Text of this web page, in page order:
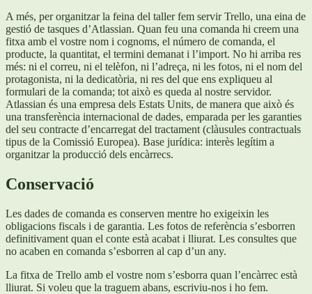
A més, per organitzar la feina del taller fem servir Trello, una eina de
gestió de tasques d’Atlassian. Quan feu una comanda hi creem una
fitxa amb el vostre nom i cognoms, el número de comanda, el
producte, la quantitat, el termini demanat i l’import. No hi arriba res
més: ni el correu, ni el telèfon, ni l’adreça, ni les fotos, ni el nom del
protagonista, ni la dedicatòria, ni res del que ens expliqueu al
formulari de la comanda; tot això es queda al nostre servidor.
Atlassian és una empresa dels Estats Units, de manera que això és
una transferència internacional de dades, emparada per les garanties
del seu contracte d’encarregat del tractament (clàusules contractuals
tipus de la Comissió Europea). Base jurídica: interès legítim a
organitzar la producció dels encàrrecs.
Conservació
Les dades de comanda es conserven mentre ho exigeixin les
obligacions fiscals i de garantia. Les fotos de referència s’esborren
definitivament quan el conte està acabat i lliurat. Les consultes que
no acaben en comanda s’esborren al cap d’un any.
La fitxa de Trello amb el vostre nom s’esborra quan l’encàrrec està
lliurat. Si voleu que la traguem abans, escriviu-nos i ho fem.